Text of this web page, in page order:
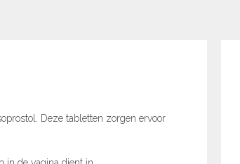
Deze tabletten zorgen ervoor